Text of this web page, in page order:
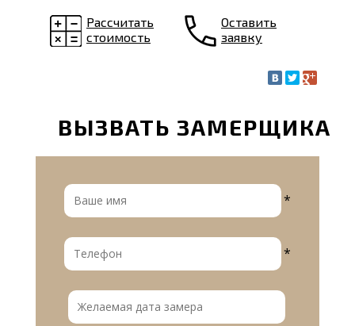
Рассчитать
стоимость
Оставить
заявку
ВЫЗВАТЬ ЗАМЕРЩИКА
*
*